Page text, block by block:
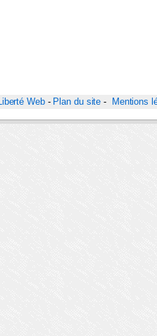
Liberté Web- Plan du site - Mentions